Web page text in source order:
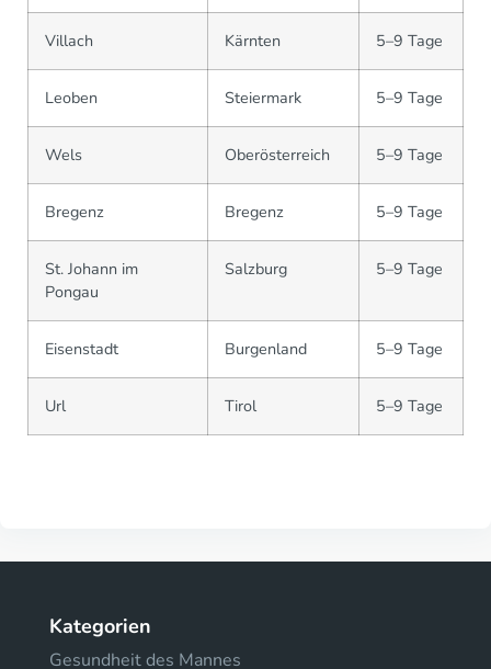
Villach Kärnten 5–9 Tage
Leoben Steiermark 5–9 Tage
Wels Oberösterreich 5–9 Tage
Bregenz Bregenz 5–9 Tage
St. Johann im
Pongau
Salzburg 5–9 Tage
Eisenstadt Burgenland 5–9 Tage
Url Tirol 5–9 Tage
Kategorien
Gesundheit des Mannes